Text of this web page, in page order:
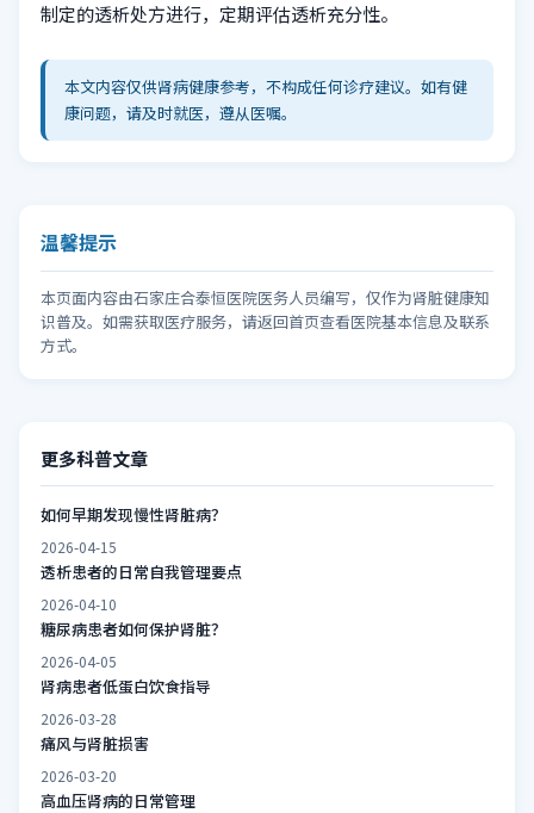
制定的透析处方进行，定期评估透析充分性。
本文内容仅供肾病健康参考，不构成任何诊疗建议。如有健
康问题，请及时就医，遵从医嘱。
温馨提示
本页面内容由石家庄合泰恒医院医务人员编写，仅作为肾脏健康知
识普及。如需获取医疗服务，请返回首页查看医院基本信息及联系
方式。
更多科普文章
如何早期发现慢性肾脏病？
2026-04-15
透析患者的日常自我管理要点
2026-04-10
糖尿病患者如何保护肾脏？
2026-04-05
肾病患者低蛋白饮食指导
2026-03-28
痛风与肾脏损害
2026-03-20
高血压肾病的日常管理